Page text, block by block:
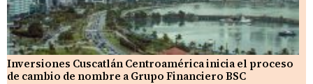
Inversiones Cuscatlán Centroamérica inicia el proceso
de cambio de nombre a Grupo Financiero BSC